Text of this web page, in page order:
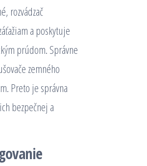
rozvádzač
a poskytuje
prúdom. Správne
zemného
Preto je správna
bezpečnej a